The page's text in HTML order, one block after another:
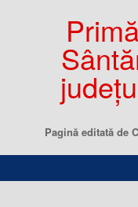
Pagină editată de